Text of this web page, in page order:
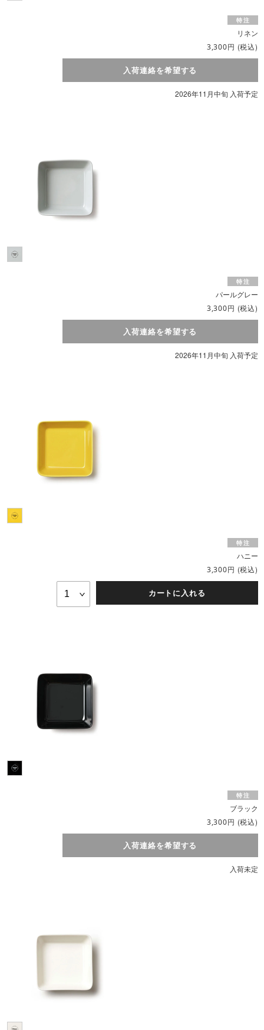
リネン
3,300円 (税込)
入荷連絡を希望する
2026年11月中旬 入荷予定
パールグレー
3,300円 (税込)
入荷連絡を希望する
2026年11月中旬 入荷予定
ハニー
3,300円 (税込)
カートに入れる
ブラック
3,300円 (税込)
入荷連絡を希望する
入荷未定